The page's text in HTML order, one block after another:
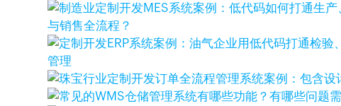
与销售全流程？
管理